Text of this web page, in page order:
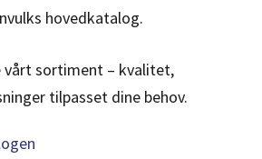
hovedkatalog.
vårt sortiment – kvalitet,
tilpasset dine behov.